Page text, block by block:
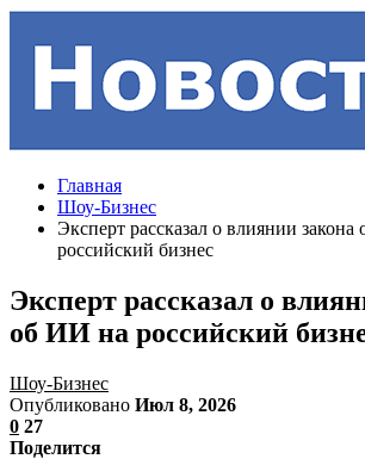
Главная
Шоу-Бизнес
Эксперт рассказал о влиянии
российский бизнес
Эксперт рассказал о
об ИИ на российский
Шоу-Бизнес
Опубликовано Июл 8, 2026
0 27
Поделится